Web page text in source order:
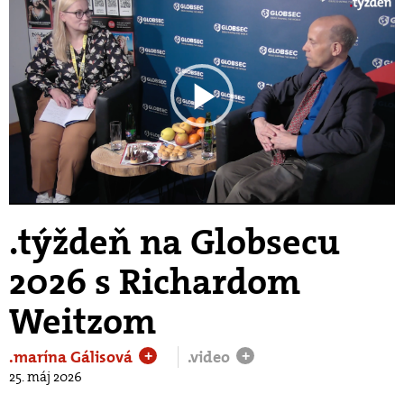
Play
Video
.týždeň na Globsecu
2026 s Richardom
Weitzom
.marína Gálisová + .video +
25. máj 2026